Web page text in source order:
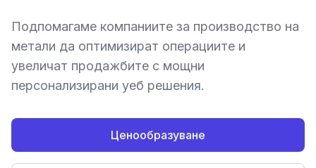
Подпомагаме компаниите за производство на
метали да оптимизират операциите и
увеличат продажбите с мощни
персонализирани уеб решения.
Ценообразуване